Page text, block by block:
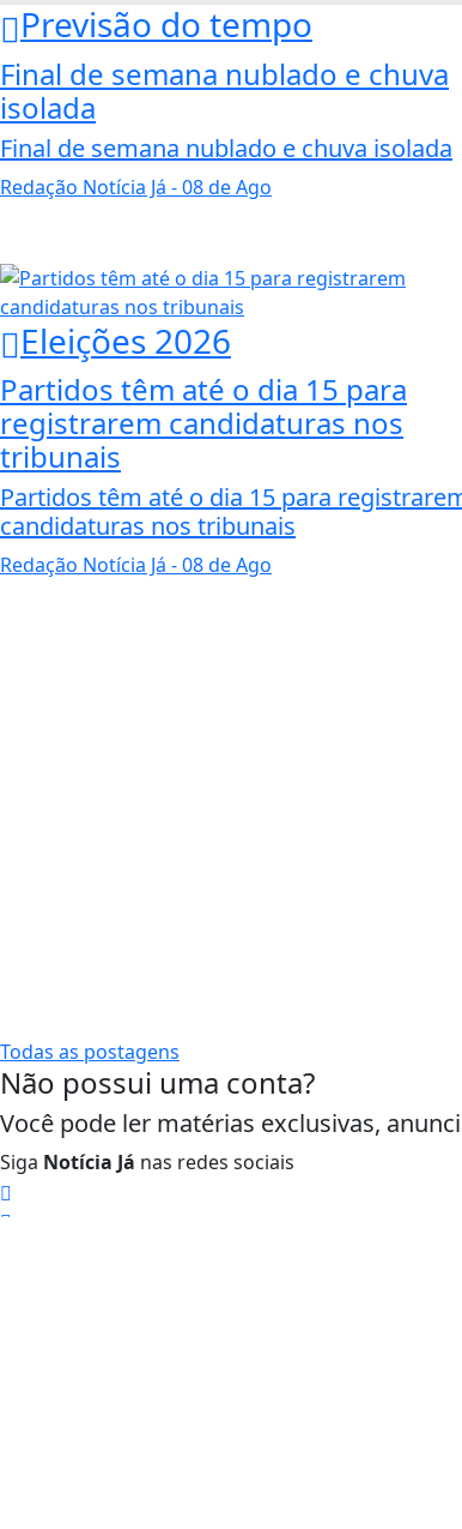
Previsão do tempo
Final de semana nublado e chuva
isolada
Final de semana nublado e chuva isolada
Redação Notícia Já - 08 de Ago
Eleições 2026
Partidos têm até o dia 15 para
registrarem candidaturas nos
tribunais
Partidos têm até o dia 15 para
candidaturas nos tribunais
Redação Notícia Já - 08 de Ago
Todas as postagens
Não possui uma conta?
Você pode ler matérias exclusivas,
Siga Notícia Já nas redes sociais
Termos de Uso e Privacidade
Esse site utiliza cookies para
concorda com nossos Termos de Uso